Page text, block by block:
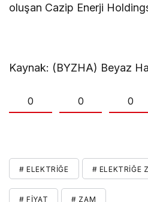
oluşan Cazip Enerji
Kaynak: (BYZHA) Beyaz
0 0 0
# ELEKTRIĞE # ELEKTRIĞE
# FIYAT # ZAM